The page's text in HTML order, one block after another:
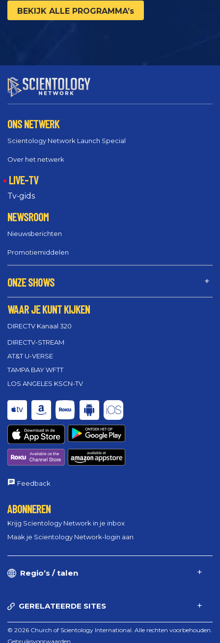
BEKIJK ALLE PROGRAMMA’s
ONS NETWERK
Scientology Network Launch Special
Over het netwerk
LIVE-TV
Tv‑gids
NEWSROOM
Nieuwsberichten
Promotiemiddelen
ONZE SHOWS
WAAR JE KUNT KIJKEN
DIRECTV Kanaal 320
DIRECTV-STREAM
AT&T U-VERSE
TAMPA BAY WFTT
LOS ANGELES KSCN-TV
Feedback
ABONNEREN
Krijg Scientology Network in je inbox
Maak je Scientology Network-login aan
Regio’s / talen
GERELATEERDE SITES
© 2026 Church of Scientology International. Alle rechten voorbehouden.
Gebruiksvoorwaarden